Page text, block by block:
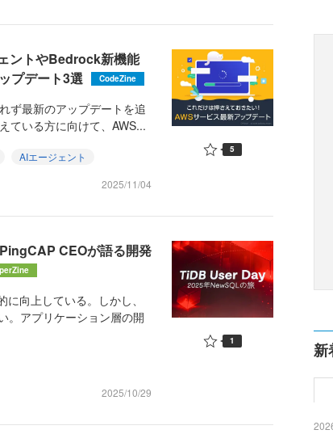
ントやBedrock新機能
プデート3選
CodeZine
ず最新のアップデートを追
ている方に向けて、AWS...
AIエージェント
2025/11/04
5
CEOが語る開発
向上している。しかし、
。アプリケーション層の開
2025/10/29
1 新